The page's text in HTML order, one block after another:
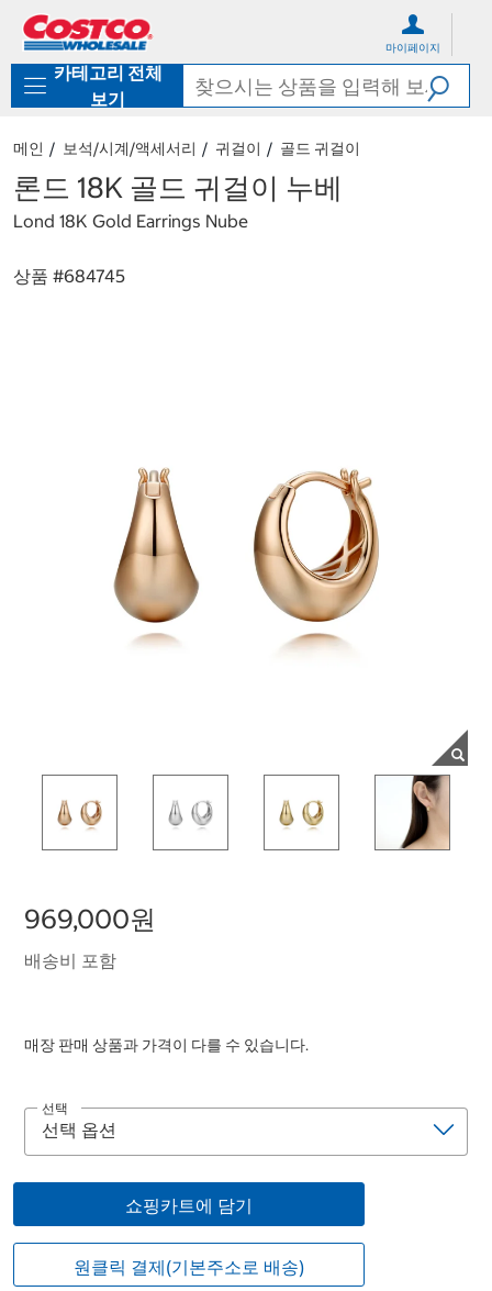
로
기
가
마이페이지
카테고리 전체
보기
메인 보석/시계/액세서리 귀걸이 골드 귀걸이
론드 18K 골드 귀걸이 누베
Lond 18K Gold Earrings Nube
상품 #684745
969,000원
배송비 포함
매장 판매 상품과 가격이 다를 수 있습니다.
선택
쇼핑카트에 담기
원클릭 결제(기본주소로 배송)